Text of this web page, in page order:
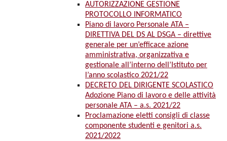
AUTORIZZAZIONE GESTIONE
PROTOCOLLO INFORMATICO
Piano di lavoro Personale ATA –
DIRETTIVA DEL DS AL DSGA – direttive
generale per un’efficace azione
amministrativa, organizzativa e
gestionale all’interno dell’Istituto per
l’anno scolastico 2021/22
DECRETO DEL DIRIGENTE SCOLASTICO
Adozione Piano di lavoro e delle attività
personale ATA – a.s. 2021/22
Proclamazione eletti consigli di classe
componente studenti e genitori a.s.
2021/2022